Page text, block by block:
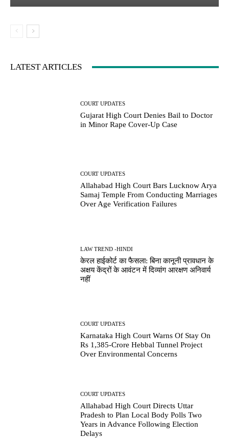
LATEST ARTICLES
COURT UPDATES
Gujarat High Court Denies Bail to Doctor
in Minor Rape Cover-Up Case
COURT UPDATES
Allahabad High Court Bars Lucknow Arya
Samaj Temple From Conducting Marriages
Over Age Verification Failures
LAW TREND -HINDI
केरल हाईकोर्ट का फैसला: बिना कानूनी प्रावधान के
अक्षय केंद्रों के आवंटन में दिव्यांग आरक्षण अनिवार्य
नहीं
COURT UPDATES
Karnataka High Court Warns Of Stay On
Rs 1,385-Crore Hebbal Tunnel Project
Over Environmental Concerns
COURT UPDATES
Allahabad High Court Directs Uttar
Pradesh to Plan Local Body Polls Two
Years in Advance Following Election
Delays